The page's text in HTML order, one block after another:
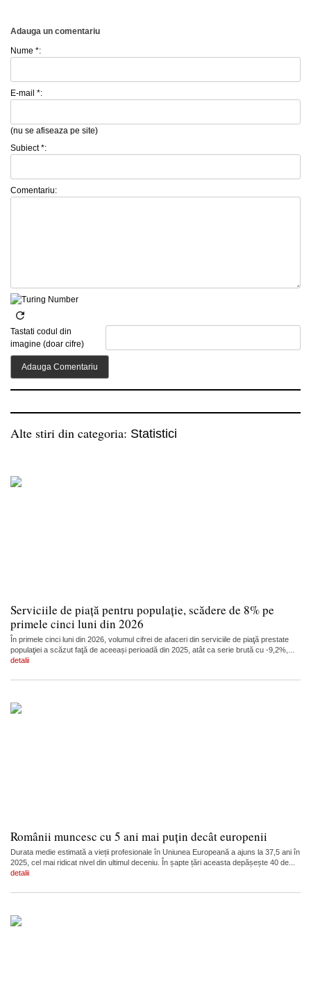
Adauga un comentariu
Nume *:
E-mail *:
(nu se afiseaza pe site)
Subiect *:
Comentariu:
Tastati codul din
imagine (doar cifre)
Alte stiri din categoria: Statistici
Serviciile de piață pentru populație, scădere de 8% pe
primele cinci luni din 2026
În primele cinci luni din 2026, volumul cifrei de afaceri din serviciile de piaţă prestate
populaţiei a scăzut faţă de aceeași perioadă din 2025, atât ca serie brută cu -9,2%,...
detalii
Românii muncesc cu 5 ani mai puțin decât europenii
Durata medie estimată a vieții profesionale în Uniunea Europeană a ajuns la 37,5 ani în
2025, cel mai ridicat nivel din ultimul deceniu. În șapte țări aceasta depășește 40 de...
detalii